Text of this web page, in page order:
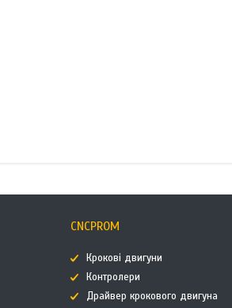
CNCPROM
Крокові двигуни
Контролери
Драйвер крокового двигуна